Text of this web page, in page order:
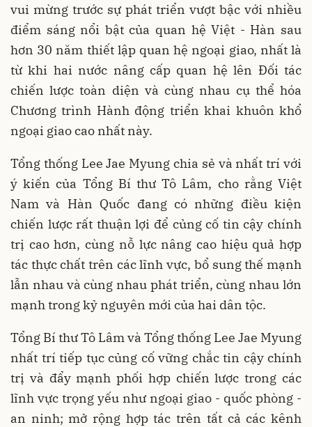
vui mừng trước sự phát triển vượt bậc với nhiều
điểm sáng nổi bật của quan hệ Việt - Hàn sau
hơn 30 năm thiết lập quan hệ ngoại giao, nhất là
từ khi hai nước nâng cấp quan hệ lên Đối tác
chiến lược toàn diện và cùng nhau cụ thể hóa
Chương trình Hành động triển khai khuôn khổ
ngoại giao cao nhất này.
Tổng thống Lee Jae Myung chia sẻ và nhất trí với
ý kiến của Tổng Bí thư Tô Lâm, cho rằng Việt
Nam và Hàn Quốc đang có những điều kiện
chiến lược rất thuận lợi để củng cố tin cậy chính
trị cao hơn, cùng nỗ lực nâng cao hiệu quả hợp
tác thực chất trên các lĩnh vực, bổ sung thế mạnh
lẫn nhau và cùng nhau phát triển, cùng nhau lớn
mạnh trong kỷ nguyên mới của hai dân tộc.
Tổng Bí thư Tô Lâm và Tổng thống Lee Jae Myung
nhất trí tiếp tục củng cố vững chắc tin cậy chính
trị và đẩy mạnh phối hợp chiến lược trong các
lĩnh vực trọng yếu như ngoại giao - quốc phòng -
an ninh; mở rộng hợp tác trên tất cả các kênh